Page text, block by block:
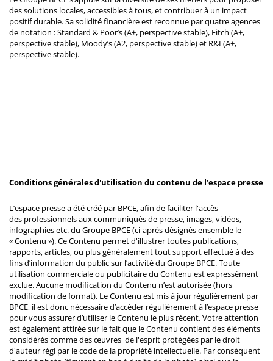
des solutions locales, accessibles à tous, et contribuer à un impact
positif durable. Sa solidité financière est reconnue par quatre agences
de notation : Standard & Poor’s (A+, perspective stable), Fitch (A+,
perspective stable), Moody’s (A2, perspective stable) et R&I (A+,
perspective stable).
Conditions générales d'utilisation du contenu de l’espace presse
L’espace presse a été créé par BPCE, afin de faciliter l'accès
des professionnels aux communiqués de presse, images, vidéos,
infographies etc. du Groupe BPCE (ci-après désignés ensemble le
« Contenu »). Ce Contenu permet d'illustrer toutes publications,
rapports, articles, ou plus généralement tout support effectué à des
fins d’information du public sur l’activité du Groupe BPCE. Toute
utilisation commerciale ou publicitaire du Contenu est expressément
exclue. Aucune modification du Contenu n’est autorisée (hors
modification de format). Le Contenu est mis à jour régulièrement par
BPCE, il est donc nécessaire d’accéder régulièrement à l’espace presse
pour vous assurer d’utiliser le Contenu le plus récent. Votre attention
est également attirée sur le fait que le Contenu contient des éléments
considérés comme des œuvres de l'esprit protégées par le droit
d'auteur régi par le code de la propriété intellectuelle. Par conséquent